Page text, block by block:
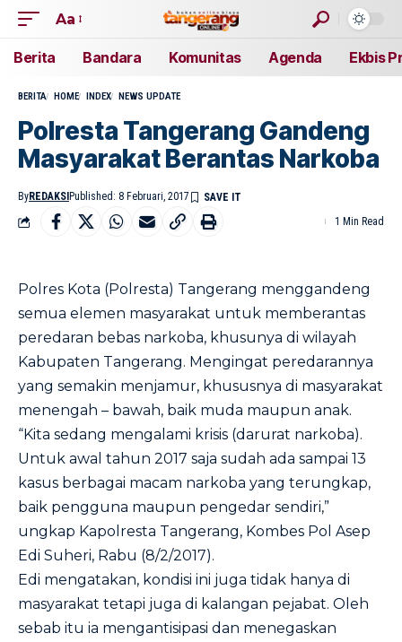
Aa
Berita Bandara Komunitas Agenda Ekbis
BERITA HOME INDEX NEWS UPDATE
Polresta Tangerang Gandeng
Masyarakat Berantas Narkoba
ByREDAKSI Published: 8 Februari, 2017
1 Min Read
Polres Kota (Polresta) Tangerang menggandeng
semua elemen masyarakat untuk memberantas
peredaran bebas narkoba, khusunya di wilayah
Kabupaten Tangerang. Mengingat peredarannya
yang semakin menjamur, khususnya di masyarakat
menengah – bawah, baik muda maupun anak.
“Kita sedang mengalami krisis (darurat narkoba).
Untuk awal tahun 2017 saja sudah ada sampai 13
kasus berbagai macam narkoba yang terungkap,
baik pengguna maupun pengedar sendiri,”
ungkap Kapolresta Tangerang, Kombes Pol Asep
Edi Suheri, Rabu (8/2/2017).
Edi mengatakan, kondisi ini juga tidak hanya di
masyarakat tetapi juga di kalangan pejabat. Oleh
sebab itu ia mengantisipasi dan menegaskan